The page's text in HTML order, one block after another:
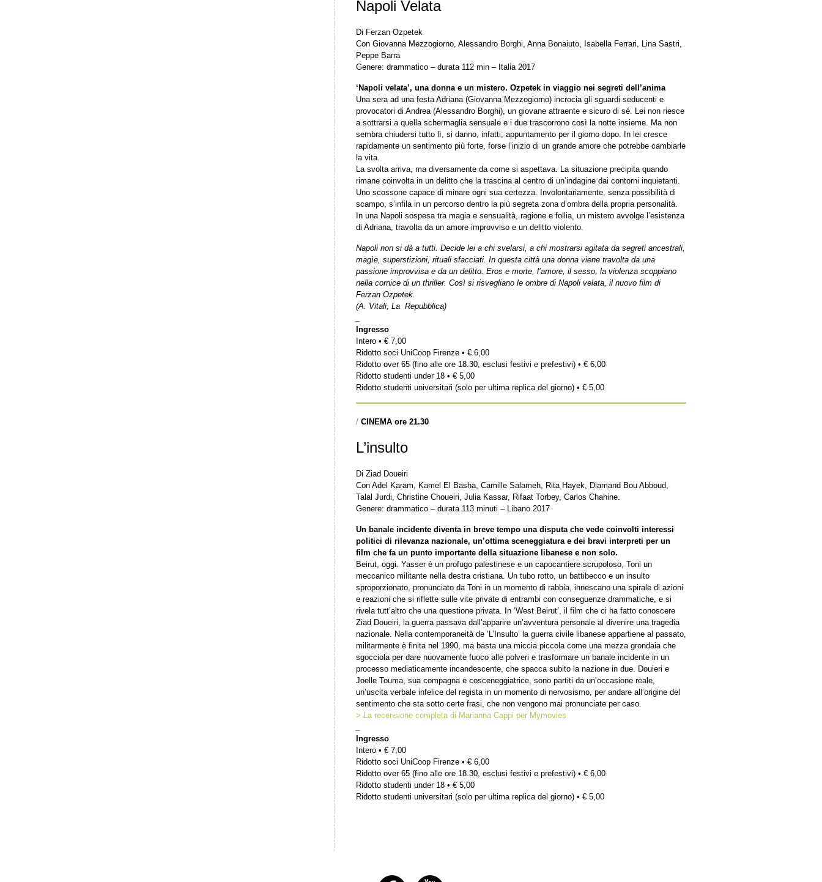
Napoli Velata
Di Ferzan Ozpetek
Con Giovanna Mezzogiorno, Alessandro Borghi, Anna Bonaiuto, Isabella Ferrari, Lina Sastri,
Peppe Barra
Genere: drammatico – durata 112 min – Italia 2017
‘Napoli velata’, una donna e un mistero. Ozpetek in viaggio nei segreti dell’anima
Una sera ad una festa Adriana (Giovanna Mezzogiorno) incrocia gli sguardi seducenti e
provocatori di Andrea (Alessandro Borghi), un giovane attraente e sicuro di sé. Lei non riesce
a sottrarsi a quella schermaglia sensuale e i due trascorrono così la notte insieme. Ma non
sembra chiudersi tutto lì, si danno, infatti, appuntamento per il giorno dopo. In lei cresce
rapidamente un sentimento più forte, forse l’inizio di un grande amore che potrebbe cambiarle
la vita.
La svolta arriva, ma diversamente da come si aspettava. La situazione precipita quando
rimane coinvolta in un delitto che la trascina al centro di un’indagine dai contorni inquietanti.
Uno scossone capace di minare ogni sua certezza. Involontariamente, senza possibilità di
scampo, s’infila in un percorso dentro la più segreta zona d’ombra della propria personalità.
In una Napoli sospesa tra magia e sensualità, ragione e follia, un mistero avvolge l’esistenza
di Adriana, travolta da un amore improvviso e un delitto violento.
Napoli non si dà a tutti. Decide lei a chi svelarsi, a chi mostrarsi agitata da segreti ancestrali,
magìe, superstizioni, rituali sfacciati. In questa città una donna viene travolta da una
passione improvvisa e da un delitto. Eros e morte, l’amore, il sesso, la violenza scoppiano
nella cornice di un thriller. Così si risvegliano le ombre di Napoli velata, il nuovo film di
Ferzan Ozpetek.
(A. Vitali, La Repubblica)
Ingresso
Intero • € 7,00
Ridotto soci UniCoop Firenze • € 6,00
Ridotto over 65 (fino alle ore 18.30, esclusi festivi e prefestivi) • € 6,00
Ridotto studenti under 18 • € 5,00
Ridotto studenti universitari (solo per ultima replica del giorno) • € 5,00
/ CINEMA ore 21.30
L’insulto
Di Ziad Doueiri
Con Adel Karam, Kamel El Basha, Camille Salameh, Rita Hayek, Diamand Bou Abboud,
Talal Jurdi, Christine Choueiri, Julia Kassar, Rifaat Torbey, Carlos Chahine.
Genere: drammatico – durata 113 minuti – Libano 2017
Un banale incidente diventa in breve tempo una disputa che vede coinvolti interessi
politici di rilevanza nazionale, un’ottima sceneggiatura e dei bravi interpreti per un
film che fa un punto importante della situazione libanese e non solo.
Beirut, oggi. Yasser è un profugo palestinese e un capocantiere scrupoloso, Toni un
meccanico militante nella destra cristiana. Un tubo rotto, un battibecco e un insulto
sproporzionato, pronunciato da Toni in un momento di rabbia, innescano una spirale di azioni
e reazioni che si riflette sulle vite private di entrambi con conseguenze drammatiche, e si
rivela tutt’altro che una questione privata. In ‘West Beirut’, il film che ci ha fatto conoscere
Ziad Doueiri, la guerra passava dall’apparire un’avventura personale al divenire una tragedia
nazionale. Nella contemporaneità de ‘L’Insulto’ la guerra civile libanese appartiene al passato,
militarmente è finita nel 1990, ma basta una miccia piccola come una mezza grondaia che
sgocciola per dare nuovamente fuoco alle polveri e trasformare un banale incidente in un
processo mediaticamente incandescente, che spacca subito la nazione in due. Douieri e
Joelle Touma, sua compagna e cosceneggiatrice, sono partiti da un’occasione reale,
un’uscita verbale infelice del regista in un momento di nervosismo, per andare all’origine del
sentimento che sta sotto certe frasi, che non vengono mai pronunciate per caso.
> La recensione completa di Marianna Cappi per Mymovies
Ingresso
Intero • € 7,00
Ridotto soci UniCoop Firenze • € 6,00
Ridotto over 65 (fino alle ore 18.30, esclusi festivi e prefestivi) • € 6,00
Ridotto studenti under 18 • € 5,00
Ridotto studenti universitari (solo per ultima replica del giorno) • € 5,00